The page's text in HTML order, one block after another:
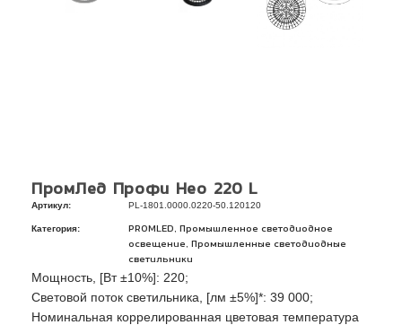
ПромЛед Профи Нео 220 L
Артикул: PL-1801.0000.0220-50.120120
Категория: PROMLED
Промышленное светодиодное
освещение
Промышленные светодиодные
светильники
Мощность, [Вт ±10%]: 220;
Световой поток светильника, [лм ±5%]*: 39 000;
Номинальная коррелированная цветовая температура